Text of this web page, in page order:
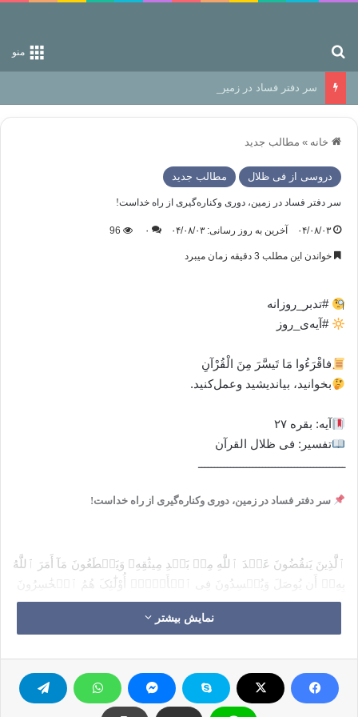
منو
سر دفتر فساد در زمین‌، دوری وکناره‌گیری از راه خداست‌!
خانه » مطالب جدید
دروسی از فی ظلال مطالب جدید
سر دفتر فساد در زمین‌، دوری وکناره‌گیری از راه خداست‌!
۰۴/۰۸/۰۳ آخرین به روز رسانی: ۰۴/۰۸/۰۳ ۰ 96
خواندن این مطلب 3 دقیقه زمان میبرد
#تدبر_روزانه
#آیه‌ی_روز
فاقْرَءُوا مَا تَیسَّرَ مِنَ الْقُرْآنِ
بخوانید، بیاندیشید وعمل‌کنید.
آیه: بقره ٢٧
تفسیر: فی ظلال القرآن
ــــــــــــــــــــــــــــــــــــــــــــــ
سر دفتر فساد در زمین‌، دوری وکناره‌گیری از راه خداست‌!
ٱلَّذِینَ یَنقُضُونَ عَهۡدَ ٱللَّهِ مِنۢ بَعۡدِ مِیثَٰقِهِۦ وَیَقۡطَعُونَ مَآ أَمَرَ ٱللَّهُ
بِهِۦٓ أَن یُوصَلَ وَیُفۡسِدُونَ فِی ٱلۡأَرۡضِۚ أُوْلَٰٓئِکَ هُمُ ٱلۡخَٰسِرُونَ
(البقره – ۲۷)
و آنچه را که خدا فرمان داده است پیوند بخورد و گسیخته نشود
گسیخته می‌دارند، و در زمین تباهی می‌ورزند. چنین انسانهائی
زیانبارند.
نمایش بیشتر